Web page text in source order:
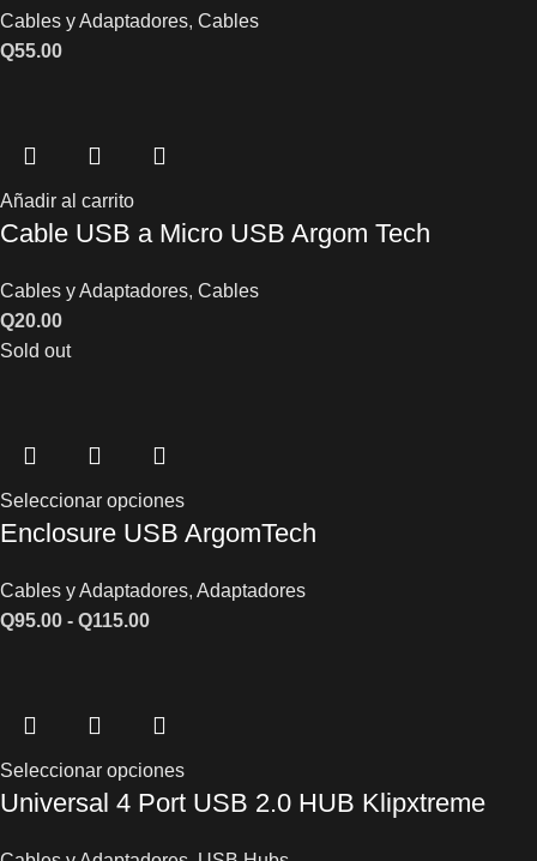
Cables y Adaptadores, Cables
Q55.00
Añadir al carrito
Cable USB a Micro USB Argom Tech
Cables y Adaptadores, Cables
Q20.00
Sold out
Seleccionar opciones
Enclosure USB ArgomTech
Cables y Adaptadores, Adaptadores
Q95.00 - Q115.00
Seleccionar opciones
Universal 4 Port USB 2.0 HUB Klipxtreme